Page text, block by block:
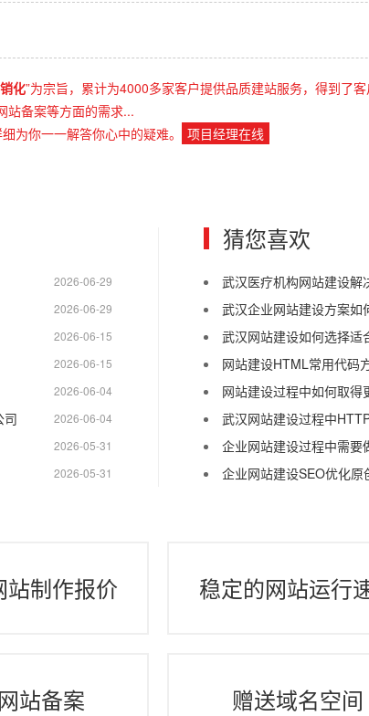
化”为宗旨，累计为4000多家客户提供品质建站服务，得到了
站备案等方面的需求...
为你一一解答你心中的疑难。 项目经理在线
2026-06-29
2026-06-29
2026-06-15
2026-06-15
2026-06-04
2026-06-04
司
2026-05-31
2026-05-31
猜您喜欢
武汉医疗机构网站建设解
武汉企业网站建设方案如
武汉网站建设如何选择适
网站建设HTML常用代码
网站建设过程中如何取得
武汉网站建设过程中
企业网站建设过程中需要
企业网站建设SEO优化原
站制作报价 稳定的网站运行
站备案 赠送域名空间